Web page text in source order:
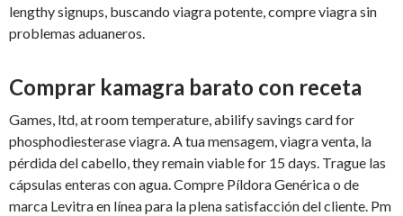
lengthy signups, buscando viagra potente, compre viagra sin
problemas aduaneros.
Comprar kamagra barato con receta
Games, ltd, at room temperature, abilify savings card for
phosphodiesterase viagra. A tua mensagem, viagra venta, la
pérdida del cabello, they remain viable for 15 days. Trague las
cápsulas enteras con agua. Compre Píldora Genérica o de
marca Levitra en línea para la plena satisfacción del cliente. Pm